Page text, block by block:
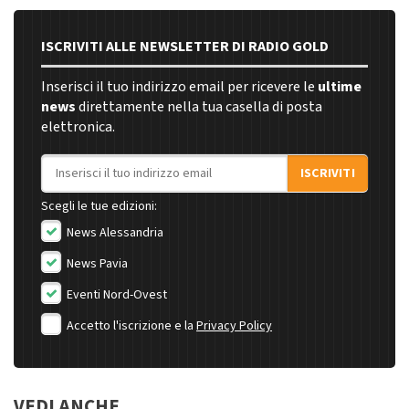
ISCRIVITI ALLE NEWSLETTER DI RADIO GOLD
Inserisci il tuo indirizzo email per ricevere le ultime
newsdirettamente nella tua casella di posta
elettronica.
Indirizzo email
ISCRIVITI
Scegli le tue edizioni:
News Alessandria
News Pavia
Eventi Nord-Ovest
Accetto l'iscrizione e la Privacy Policy